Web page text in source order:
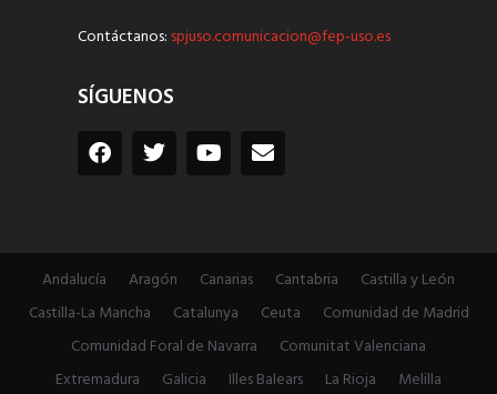
Contáctanos: spjuso.comunicacion@fep-uso.es
SÍGUENOS
Andalucía Aragón Canarias Cantabria
Castilla y León
Castilla-La Mancha
Catalunya Ceuta
Comunidad de Madrid
Comunidad Foral de Navarra
Comunitat Valenciana
Extremadura
Galicia Illes Balears La Rioja
Melilla